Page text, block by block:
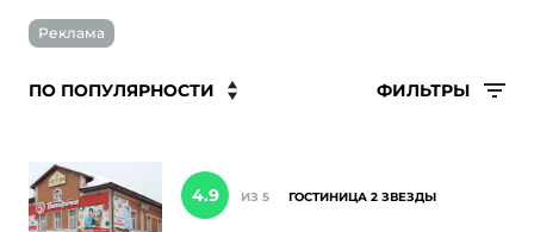
Реклама
ФИЛЬТРЫ
4.9 ИЗ 5 ГОСТИНИЦА 2 ЗВЕЗДЫ